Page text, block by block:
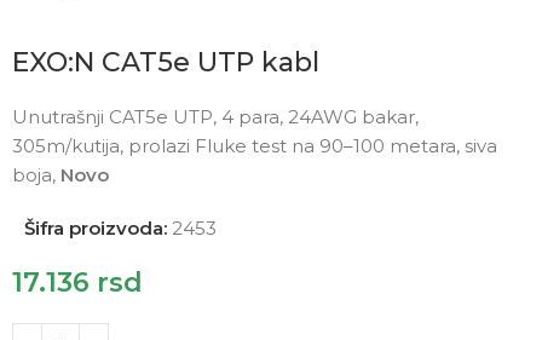
EXO:N CAT5e UTP kabl
Unutrašnji CAT5e UTP, 4 para, 24AWG bakar,
305m/kutija, prolazi Fluke test na 90–100 metara, siva
boja, Novo
Šifra proizvoda: 2453
17.136 rsd